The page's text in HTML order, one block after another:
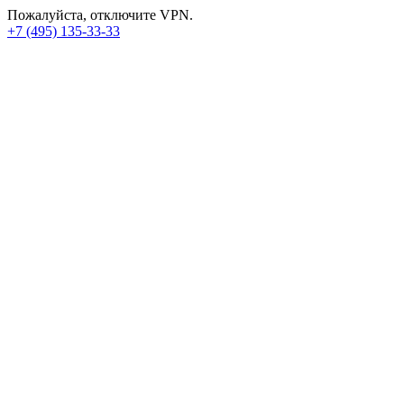
Пожалуйста, отключите VPN.
+7 (495) 135-33-33